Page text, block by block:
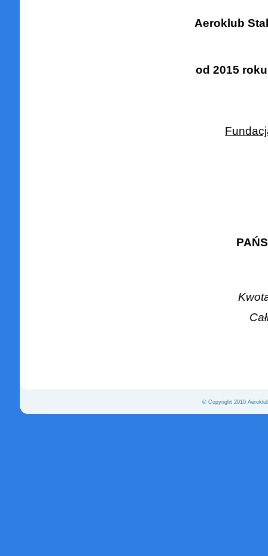
Aeroklub
od 2015
© Copyright 2010